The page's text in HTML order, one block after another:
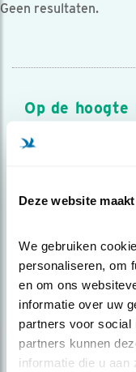
Deze website
We gebruiken
personaliseren, om
en om ons
informatie over uw
partners voor social
partners kunnen
informatie die u aan
Geen resultaten.
Op de
Meld je aan en
over vogels en